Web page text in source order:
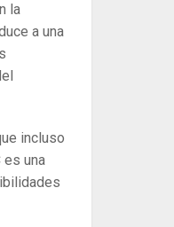
la
a una
incluso
es una